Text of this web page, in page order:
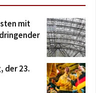
mit
der 23.